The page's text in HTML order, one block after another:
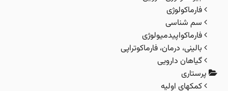
فارماکولوژی
سم شناسی
فارماکواپیدمیولوژی
بالینی، درمان، فارماکوتراپی
گیاهان دارویی
کمکهای اولیه